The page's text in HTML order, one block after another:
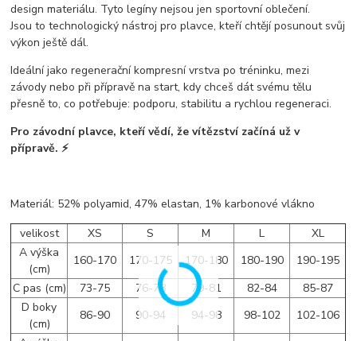
design materiálu. Tyto legíny nejsou jen sportovní oblečení.
Jsou totechnologický nástroj pro plavce, kteří chtějí posunout svůj
výkon ještě dál.
Ideální jakoregenerační kompresní vrstva po tréninku, mezi
závody nebo při přípravě na start, kdy chceš dát svému tělu
přesně to, co potřebuje: podporu, stabilitu a rychlou regeneraci.
Pro závodní plavce, kteří vědí, ževítězství začíná už v
přípravě. ⚡
Materiál: 52% polyamid, 47% elastan, 1% karbonové vlákno
velikost
XS S M L
XL
A výška
(cm)
160-170 170-175 170-180 180-190
190-195
C pas (cm)
73-75 76-78 79-81 82-84
85-87
D boky
(cm)
86-90 90-94 94-98 98-102
102-106